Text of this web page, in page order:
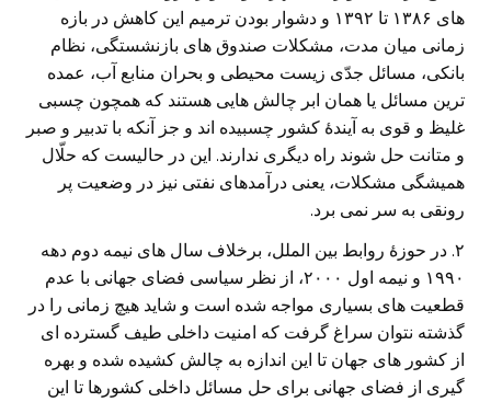
های ۱۳۸۶ تا ۱۳۹۲ و دشوار بودن ترمیم این کاهش در بازه
زمانی میان مدت، مشکلات صندوق های بازنشستگی، نظام
بانکی، مسائل جدّی زیست محیطی و بحران منابع آب، عمده
ترین مسائل یا همان ابر چالش هایی هستند که همچون چسبی
غلیظ و قوی به آیندۀ کشور چسبیده اند و جز آنکه با تدبیر و صبر
و متانت حل شوند راه دیگری ندارند. این در حالیست که حلّال
همیشگی مشکلات، یعنی درآمدهای نفتی نیز در وضعیت پر
رونقی به سر نمی برد.
۲. در حوزۀ روابط بین الملل، برخلاف سال های نیمه دوم دهه
۱۹۹۰ و نیمه اول ۲۰۰۰، از نظر سیاسی فضای جهانی با عدم
قطعیت های بسیاری مواجه شده است و شاید هیچ زمانی را در
گذشته نتوان سراغ گرفت که امنیت داخلی طیف گسترده ای
از کشور های جهان تا این اندازه به چالش کشیده شده و بهره
گیری از فضای جهانی برای حل مسائل داخلی کشورها تا این